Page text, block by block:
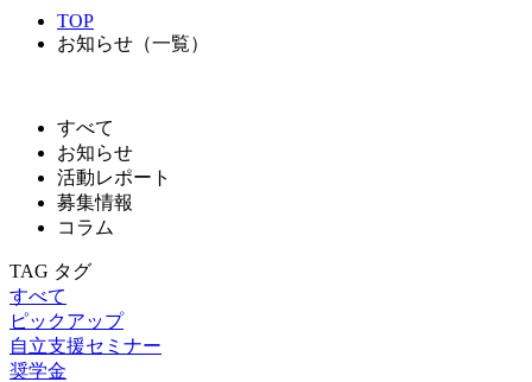
TOP
お知らせ（一覧）
すべて
お知らせ
活動レポート
募集情報
コラム
TAG タグ
すべて
ピックアップ
自立支援セミナー
奨学金